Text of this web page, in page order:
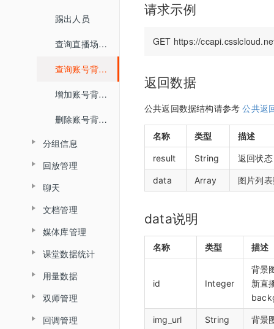
踢出人员
查询直播场次列表
查询账号背景图列表
增加账号背景图片
删除账号背景图片
分组信息
回放管理
聊天
查询聊天信息
文档管理
文档上传
删除文档
媒体库管理
上传视频
关联视频
取消关联视频
课堂数据统计
用量数据
查询用量信息
双师管理
创建直播间
回调管理
请求示例
返回数据
公共返回数据结构请参考公共返
名称 类型 描述
result String 返回状
data Array 图片列
data说明
名称 类型 描述
id Integer
背景
新直
img_url String 背景